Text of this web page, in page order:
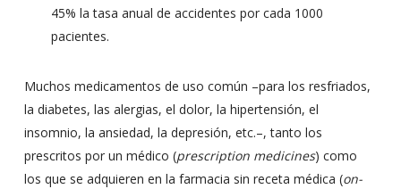
45% la tasa anual de accidentes por cada 1000
pacientes.
Muchos medicamentos de uso común –para los resfriados,
la diabetes, las alergias, el dolor, la hipertensión, el
insomnio, la ansiedad, la depresión, etc.–, tanto los
prescritos por un médico (prescription medicines) como
los que se adquieren en la farmacia sin receta médica (on-